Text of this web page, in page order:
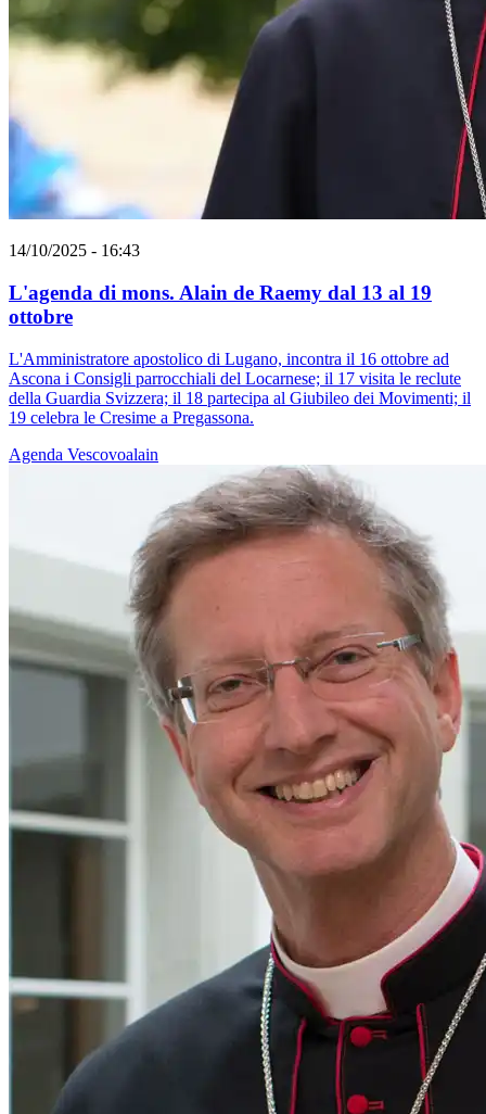
14/10/2025 - 16:43
L'agenda di mons. Alain de Raemy dal 13 al 19
ottobre
L'Amministratore apostolico di Lugano, incontra il 16 ottobre ad
Ascona i Consigli parrocchiali del Locarnese; il 17 visita le reclute
della Guardia Svizzera; il 18 partecipa al Giubileo dei Movimenti; il
19 celebra le Cresime a Pregassona.
Agenda Vescovoalain